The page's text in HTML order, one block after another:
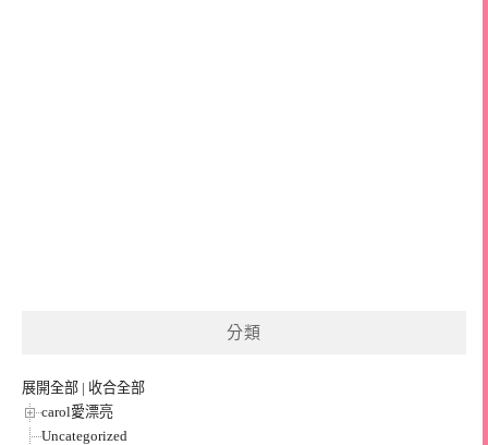
分類
展開全部 | 收合全部
carol愛漂亮
Uncategorized